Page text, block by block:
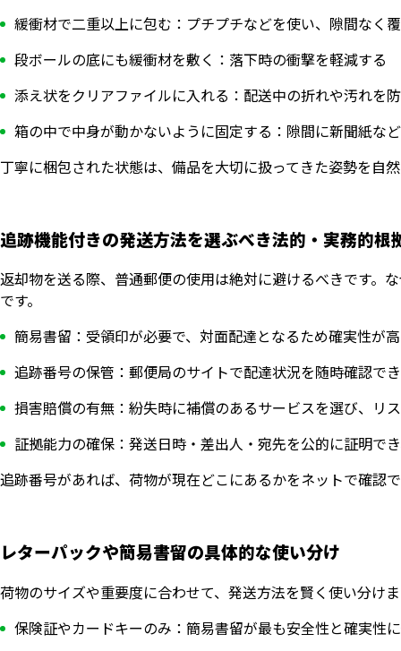
緩衝材で二重以上に包む：プチプチなどを使い、隙間なく
段ボールの底にも緩衝材を敷く：落下時の衝撃を軽減する
添え状をクリアファイルに入れる：配送中の折れや汚れを
箱の中で中身が動かないように固定する：隙間に新聞紙な
丁寧に梱包された状態は、備品を大切に扱ってきた姿勢を自
追跡機能付きの発送方法を選ぶべき法的・実務的根
返却物を送る際、普通郵便の使用は絶対に避けるべきです。
です。
簡易書留：受領印が必要で、対面配達となるため確実性が
追跡番号の保管：郵便局のサイトで配達状況を随時確認で
損害賠償の有無：紛失時に補償のあるサービスを選び、リ
証拠能力の確保：発送日時・差出人・宛先を公的に証明で
追跡番号があれば、荷物が現在どこにあるかをネットで確認
レターパックや簡易書留の具体的な使い分け
荷物のサイズや重要度に合わせて、発送方法を賢く使い分け
保険証やカードキーのみ：簡易書留が最も安全性と確実性